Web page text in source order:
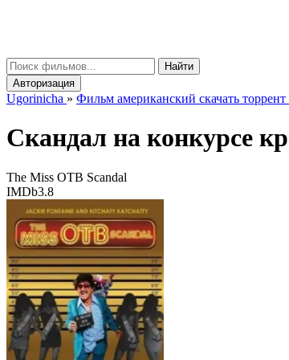
Найти
Авторизация
Ugorinicha » Фильм американский скачать торрент
Скандал на конкурсе
The Miss OTB Scandal
IMDb3.8